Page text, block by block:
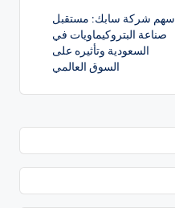
سهم شركة سابك: مستقبل
صناعة البتروكيماويات في
السعودية وتأثيره على
السوق العالمي